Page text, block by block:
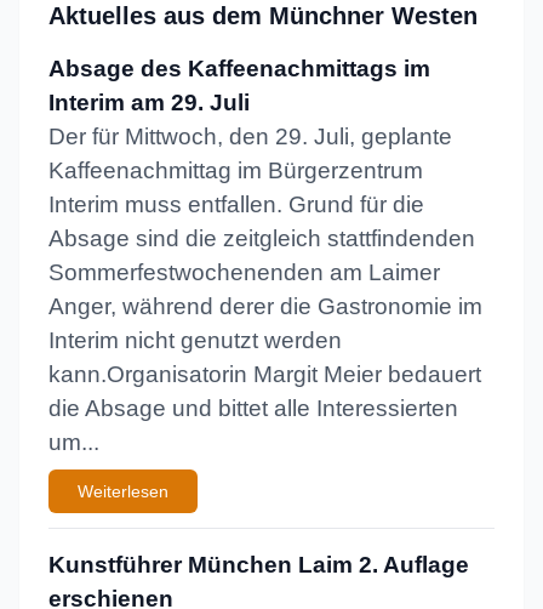
Aktuelles aus dem Münchner Westen
Absage des Kaffeenachmittags im
Interim am 29. Juli
Der für Mittwoch, den 29. Juli, geplante
Kaffeenachmittag im Bürgerzentrum
Interim muss entfallen. Grund für die
Absage sind die zeitgleich stattfindenden
Sommerfestwochenenden am Laimer
Anger, während derer die Gastronomie im
Interim nicht genutzt werden
kann.Organisatorin Margit Meier bedauert
die Absage und bittet alle Interessierten
um...
Weiterlesen
Kunstführer München Laim 2. Auflage
erschienen